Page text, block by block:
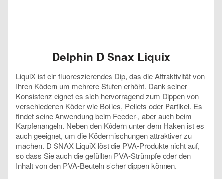
Delphin D Snax Liquix
LiquiX ist ein fluoreszierendes Dip, das die Attraktivität von
Ihren Ködern um mehrere Stufen erhöht. Dank seiner
Konsistenz eignet es sich hervorragend zum Dippen von
verschiedenen Köder wie Boilies, Pellets oder Partikel. Es
findet seine Anwendung beim Feeder-, aber auch beim
Karpfenangeln. Neben den Ködern unter dem Haken ist es
auch geeignet, um die Ködermischungen attraktiver zu
machen. D SNAX LiquiX löst die PVA-Produkte nicht auf,
so dass Sie auch die gefüllten PVA-Strümpfe oder den
Inhalt von den PVA-Beuteln sicher dippen können.